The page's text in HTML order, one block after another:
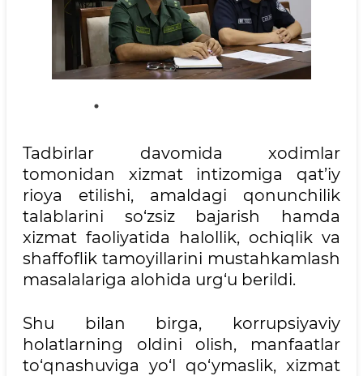
Tadbirlar davomida xodimlar
tomonidan xizmat intizomiga qat’iy
rioya etilishi, amaldagi qonunchilik
talablarini so‘zsiz bajarish hamda
xizmat faoliyatida halollik, ochiqlik va
shaffoflik tamoyillarini mustahkamlash
masalalariga alohida urg‘u berildi.
Shu bilan birga, korrupsiyaviy
holatlarning oldini olish, manfaatlar
to‘qnashuviga yo‘l qo‘ymaslik, xizmat